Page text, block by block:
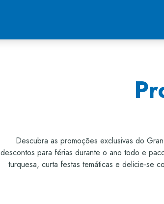
Descubra as promoções exclusivas do
descontos para férias durante o ano todo e
turquesa, curta festas temáticas e delicie-se